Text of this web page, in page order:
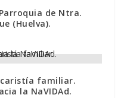
de Ntra.
(Huelva).
familiar.
la NaVIDAd.